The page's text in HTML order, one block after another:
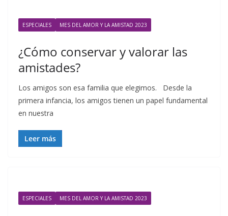
ESPECIALES MES DEL AMOR Y LA AMISTAD 2023
¿Cómo conservar y valorar las
amistades?
Los amigos son esa familia que elegimos. Desde la
primera infancia, los amigos tienen un papel fundamental
en nuestra
Leer más
ESPECIALES MES DEL AMOR Y LA AMISTAD 2023